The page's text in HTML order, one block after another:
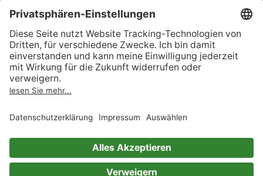
AGB
Informationen nach Data
Act
Verträge hier kündigen
Impressum
Immer ein gutes Buch